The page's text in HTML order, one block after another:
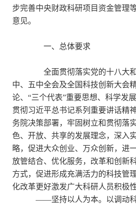
步完善中央财政科研项目资金管理
意见。
一、总体要求
全面贯彻落实党的十八大和
中、五中全会及全国科技创新大会
论、“三个代表”重要思想、科学发
贯彻习近平总书记系列重要讲话精
务院决策部署，牢固树立和贯彻落
色、开放、共享的发展理念，深入
略，促进大众创业、万众创新，进
放管结合、优化服务，改革和创新
方式，促进形成充满活力的科技管
化改革更好激发广大科研人员积极性
——坚持以人为本。以调动科